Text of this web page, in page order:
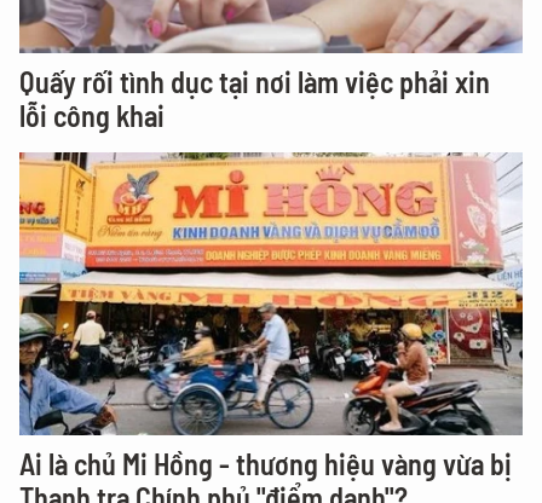
Quấy rối tình dục tại nơi làm việc phải xin
lỗi công khai
Ai là chủ Mi Hồng - thương hiệu vàng vừa bị